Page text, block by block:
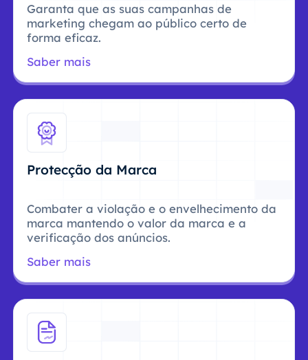
Garanta que as suas campanhas de
marketing chegam ao público certo de
forma eficaz.
Saber mais
Protecção da Marca
Combater a violação e o envelhecimento da
marca mantendo o valor da marca e a
verificação dos anúncios.
Saber mais